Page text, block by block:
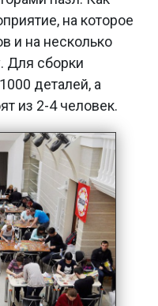
на которое
и на несколько
Для сборки
деталей, а
из 2-4 человек.